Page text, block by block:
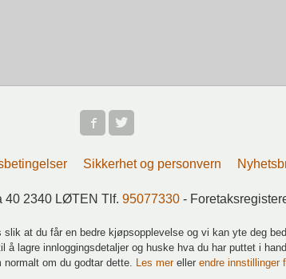
Sikkerhet og personvern
40 2340 LØTEN Tlf. 95077330-
at du får en bedre kjøpsopplevelse og vi kan yte deg
å lagre innloggingsdetaljer og huske hva du har puttet i
om du godtar dette. Les mer eller endre innstillinger